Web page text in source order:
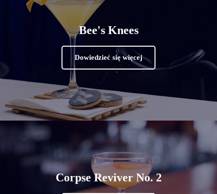
Bee's Knees
Dowiedzieć się więcej
Corpse Reviver No. 2